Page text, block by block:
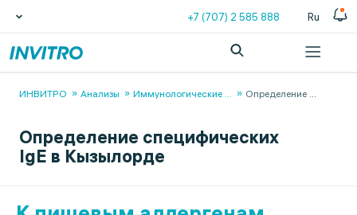
+7 (707) 2 585 888 Ru
ИНВИТРО Анализы Иммунологические ... Определение ...
Определение специфических
IgE в Кызылорде